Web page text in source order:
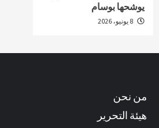
يوشحها بوسام
من نحن
هيئة التحرير